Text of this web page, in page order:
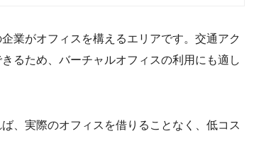
業がオフィスを構えるエリアです。交通アク
るため、バーチャルオフィスの利用にも適し
、実際のオフィスを借りることなく、低コス